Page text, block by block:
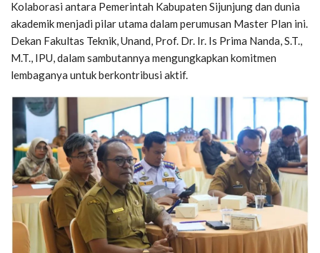
Kolaborasi antara Pemerintah Kabupaten Sijunjung dan dunia
akademik menjadi pilar utama dalam perumusan Master Plan ini.
Dekan Fakultas Teknik, Unand, Prof. Dr. Ir. Is Prima Nanda, S.T.,
M.T., IPU, dalam sambutannya mengungkapkan komitmen
lembaganya untuk berkontribusi aktif.